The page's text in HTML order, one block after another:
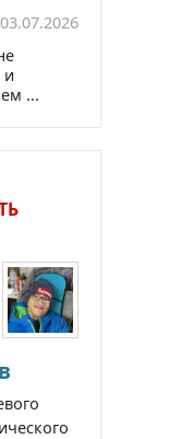
03.07.2026
и
...